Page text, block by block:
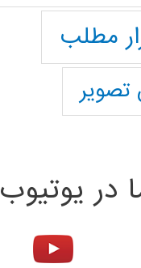
مطلب
تصویر
در یوتیوب